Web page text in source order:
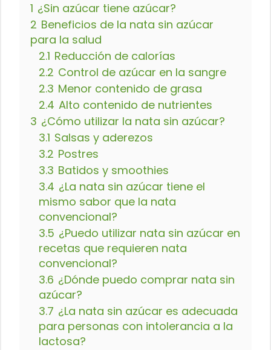
1 ¿Sin azúcar tiene azúcar?
2 Beneficios de la nata sin azúcar
para la salud
2.1 Reducción de calorías
2.2 Control de azúcar en la sangre
2.3 Menor contenido de grasa
2.4 Alto contenido de nutrientes
3 ¿Cómo utilizar la nata sin azúcar?
3.1 Salsas y aderezos
3.2 Postres
3.3 Batidos y smoothies
3.4 ¿La nata sin azúcar tiene el
mismo sabor que la nata
convencional?
3.5 ¿Puedo utilizar nata sin azúcar en
recetas que requieren nata
convencional?
3.6 ¿Dónde puedo comprar nata sin
azúcar?
3.7 ¿La nata sin azúcar es adecuada
para personas con intolerancia a la
lactosa?